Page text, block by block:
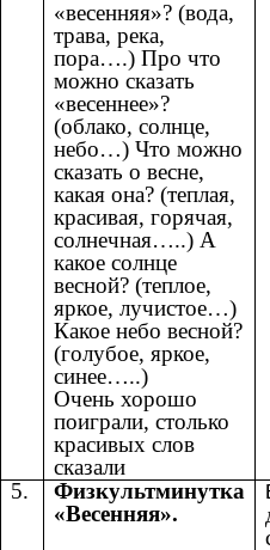
«весенняя»? (вода,
трава, река,
пора….) Про что
можно сказать
«весеннее»?
(облако, солнце,
небо…) Что можно
сказать о весне,
какая она? (теплая,
красивая, горячая,
солнечная…..) А
какое солнце
весной? (теплое,
яркое, лучистое…)
Какое небо весной?
(голубое, яркое,
синее…..)
Очень хорошо
поиграли, столько
красивых слов
сказали
5.
Физкультминутка
«Весенняя».